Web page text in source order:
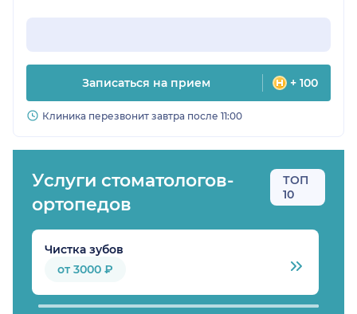
Записаться на прием + 100
Клиника перезвонит завтра после 11:00
Услуги стоматологов-
ортопедов
ТОП
10
Чистка зубов
от 3000 ₽